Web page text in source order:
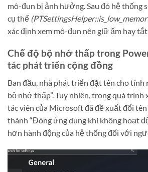
mô-đun bị ảnh hưởng. Sau đó hệ thống
cụ thể
xác định xem mô-đun nên giữ ấm hay tắt
Chế độ bộ nhớ thấp trong
tác phát triển cộng đồng
Ban đầu, nhà phát triển đặt tên cho tính
bộ nhớ thấp”. Tuy nhiên, trong quá trình
tác viên của Microsoft đã đề xuất đổi
thành “Đóng ứng dụng khi không hoạt
hơn hành động của hệ thống đối với